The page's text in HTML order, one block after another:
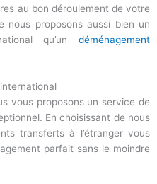
au bon déroulement de votre
proposons aussi bien un
qu’un déménagement
vous proposons un service de
En choisissant de nous
transferts à l’étranger vous
parfait sans le moindre